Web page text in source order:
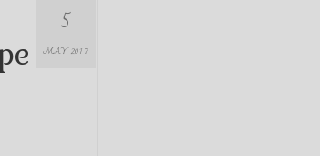
5
MAY 2017